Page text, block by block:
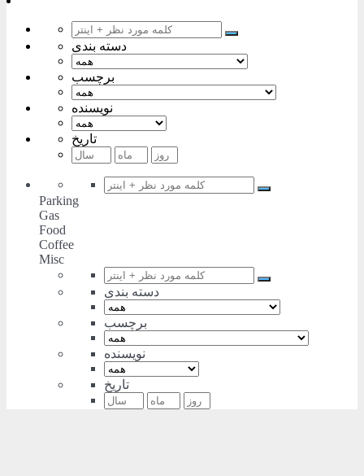
دسته بندی
برچسب
نویسنده
تاریخ
Parking
Gas
Food
Coffee
Misc
دسته بندی
برچسب
نویسنده
تاریخ